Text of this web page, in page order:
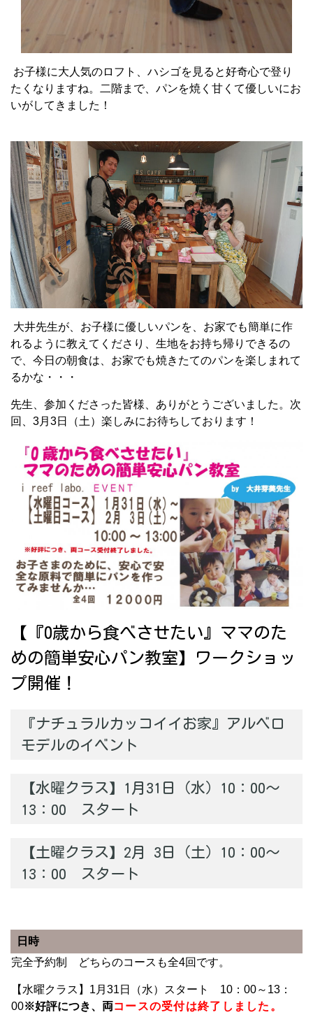
お子様に大人気のロフト、ハシゴを見ると好奇心で登り
たくなりますね。二階まで、パンを焼く甘くて優しいにお
いがしてきました！
大井先生が、お子様に優しいパンを、お家でも簡単に作
れるように教えてくださり、生地をお持ち帰りできるの
で、今日の朝食は、お家でも焼きたてのパンを楽しまれて
るかな・・・
先生、参加くださった皆様、ありがとうございました。次
回、3月3日（土）楽しみにお待ちしております！
【『0歳から食べさせたい』ママのた
めの簡単安心パン教室】ワークショッ
プ開催！
『ナチュラルカッコイイお家』アルベロ
モデルのイベント
【水曜クラス】1月31日（水）10：00～
13：00 スタート
【土曜クラス】2月 3日（土）10：00～
13：00 スタート
日時
完全予約制 どちらのコースも全4回です。
【水曜クラス】1月31日（水）スタート 10：00～13：
00※好評につき、両コースの受付は終了しました。